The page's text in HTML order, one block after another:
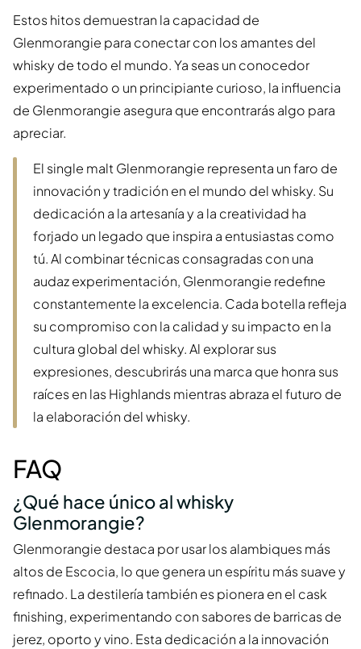
Estos hitos demuestran la capacidad de
Glenmorangie para conectar con los amantes del
whisky de todo el mundo. Ya seas un conocedor
experimentado o un principiante curioso, la influencia
de Glenmorangie asegura que encontrarás algo para
apreciar.
El single malt Glenmorangie representa un faro de
innovación y tradición en el mundo del whisky. Su
dedicación a la artesanía y a la creatividad ha
forjado un legado que inspira a entusiastas como
tú. Al combinar técnicas consagradas con una
audaz experimentación, Glenmorangie redefine
constantemente la excelencia. Cada botella refleja
su compromiso con la calidad y su impacto en la
cultura global del whisky. Al explorar sus
expresiones, descubrirás una marca que honra sus
raíces en las Highlands mientras abraza el futuro de
la elaboración del whisky.
FAQ
¿Qué hace único al whisky
Glenmorangie?
Glenmorangie destaca por usar los alambiques más
altos de Escocia, lo que genera un espíritu más suave y
refinado. La destilería también es pionera en el cask
finishing, experimentando con sabores de barricas de
jerez, oporto y vino. Esta dedicación a la innovación